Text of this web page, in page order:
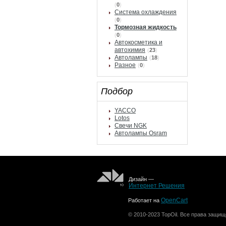
(0)
Система охлаждения
(0)
Тормозная жидкость
(0)
Автокосметика и
автохимия (23)
Автолампы (18)
Разное (0)
Подбор
YACCO
Lotos
Свечи NGK
Автолампы Osram
Дизайн —
Интернет Решения
Работает на OpenCart
© 2010-2023 TopOil. Все права